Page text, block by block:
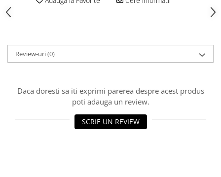
Vată bazaltică
Vată minerală
Oțel beton fasonat
Oțel beton neted
Panouri și plase de gard
Panou bordurat vopsit
Panou bordurat zincat
Review-uri(0)
Daca doresti sa iti exprimi parerea despre acest produs
poti adauga un review.
SCRIE UN REVIEW